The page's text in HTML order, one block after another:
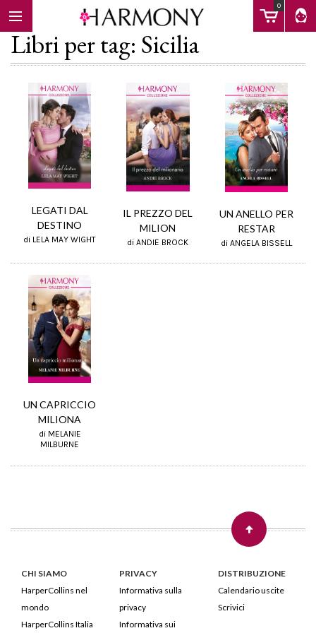
0
EBOOK
Libri per tag: Sicilia
LEGATI DAL
DESTINO
di LELA MAY WIGHT
IL PREZZO DEL
MILION
di ANDIE BROCK
UN ANELLO PER
RESTAR
di ANGELA BISSELL
UN CAPRICCIO
MILIONA
di MELANIE
MILBURNE
CHI SIAMO
HarperCollins nel
mondo
HarperCollins Italia
PRIVACY
Informativa sulla
privacy
Informativa sui
DISTRIBUZIONE
Calendario uscite
Scrivici